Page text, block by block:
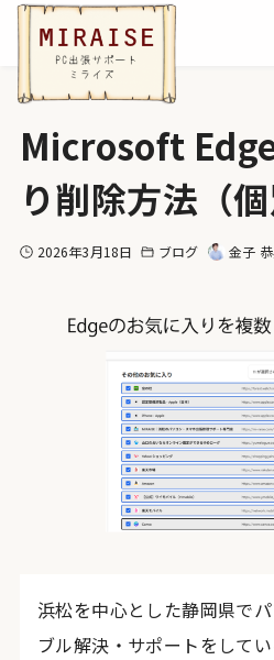
Microsoft
り削除方法（個
2026年3月18日 ブログ 金子
浜松を中心とした静岡県で
ブル解決・サポートをして